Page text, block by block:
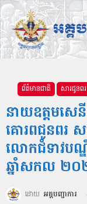
ព័ត៌មានជាតិ សារជូនពរ
នាយឧត្តមស
គោរពជូនពរ
លោកជំទាវបណ្
ឆ្នាំសកល ២០
ដោយ អគ្គបញ្ជាការ